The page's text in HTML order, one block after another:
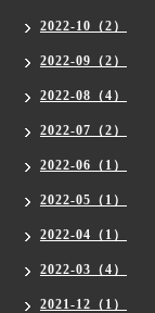
2022-10（2）
2022-09（2）
2022-08（4）
2022-07（2）
2022-06（1）
2022-05（1）
2022-04（1）
2022-03（4）
2021-12（1）